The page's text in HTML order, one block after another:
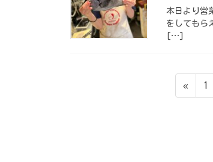
本日より営
をしてもら
[…]
«
ペ
ー
1